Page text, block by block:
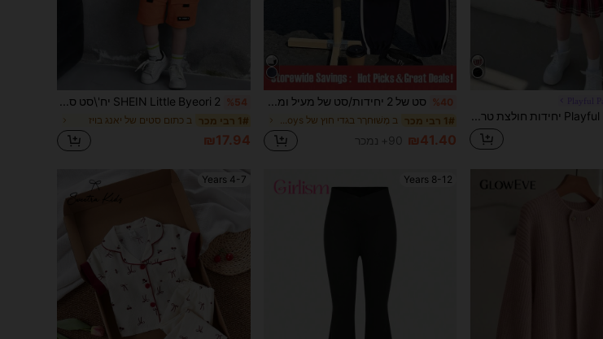
%40
1# רבי מכר ב מְשׁוּחרָר בגדי חוץ של Young Boys
₪41.40 90+ נמכר
%54
1# רבי מכר ב כתום סטים של יאנג בויז
₪17.94
8-12 Years
4-7 Years